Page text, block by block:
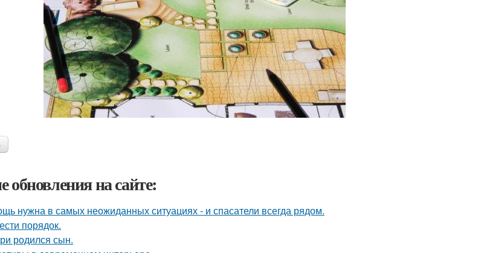
обновления на сайте:
нужна в самых неожиданных ситуациях - и спасатели всегда рядом.
порядок.
родился сын.